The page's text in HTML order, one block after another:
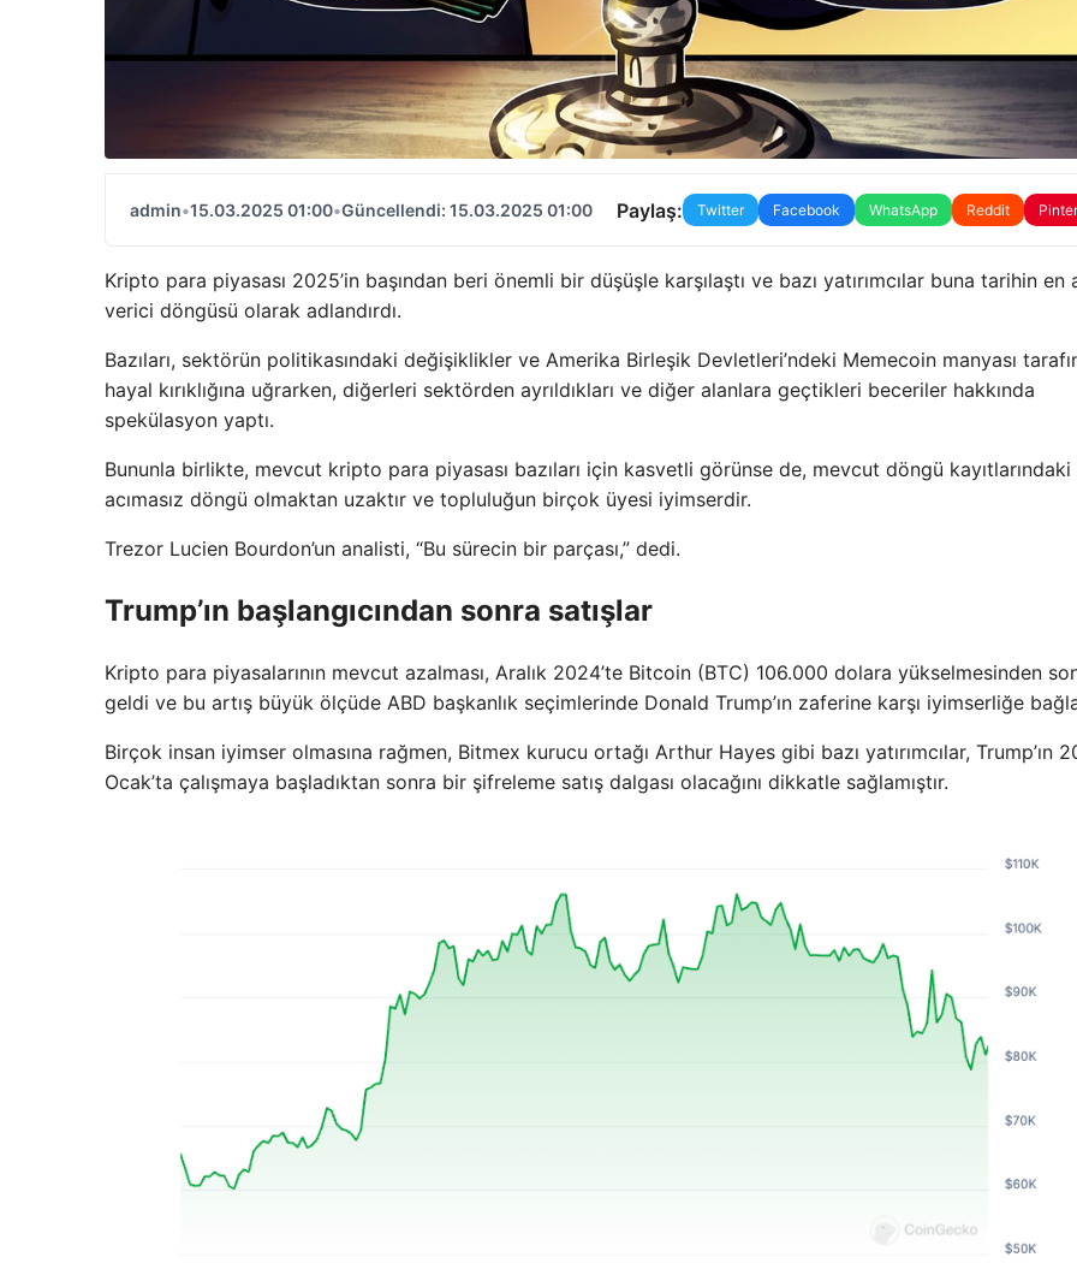
admin•15.03.2025 01:00•Güncellendi: 15.03.2025 01:00 Paylaş: Twitter Facebook WhatsApp Reddit
Kripto para piyasası 2025’in başından beri önemli bir düşüşle karşılaştı ve bazı yatırımcılar buna tarihin en
verici döngüsü olarak adlandırdı.
Bazıları, sektörün politikasındaki değişiklikler ve Amerika Birleşik Devletleri’ndeki Memecoin manyası
hayal kırıklığına uğrarken, diğerleri sektörden ayrıldıkları ve diğer alanlara geçtikleri beceriler hakkında
spekülasyon yaptı.
Bununla birlikte, mevcut kripto para piyasası bazıları için kasvetli görünse de, mevcut döngü kayıtlarındaki
acımasız döngü olmaktan uzaktır ve topluluğun birçok üyesi iyimserdir.
Trezor Lucien Bourdon’un analisti, “Bu sürecin bir parçası,” dedi.
Trump’ın başlangıcından sonra satışlar
Kripto para piyasalarının mevcut azalması, Aralık 2024’te Bitcoin (BTC) 106.000 dolara yükselmesinden
geldi ve bu artış büyük ölçüde ABD başkanlık seçimlerinde Donald Trump’ın zaferine karşı iyimserliğe
Birçok insan iyimser olmasına rağmen, Bitmex kurucu ortağı Arthur Hayes gibi bazı yatırımcılar, Trump’ın
Ocak’ta çalışmaya başladıktan sonra bir şifreleme satış dalgası olacağını dikkatle sağlamıştır.